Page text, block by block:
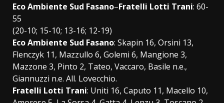
Eco Ambiente Sud Fasano–Fratelli Lotti Trani: 60-
55
(20-10; 15-10; 13-16; 12-19)
Eco Ambiente Sud Fasano: Skapin 16, Orsini 13,
Flenczyk 11, Mazzullo 6, Golemi 6, Mangione 3,
Mazzone 3, Pinto 2, Tateo, Vaccaro, Basile n.e.,
Giannuzzi n.e. All. Lovecchio.
Fratelli Lotti Trani: Uniti 16, Caputo 11, Macello 10,